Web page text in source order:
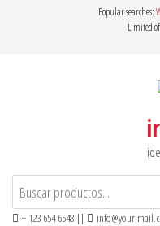
Popular searches:
Limited
+ 123 654 6548 ||
info@your-